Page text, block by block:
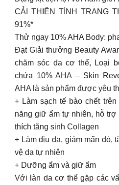
CẢI THIỆN TÌNH TRẠNG
91%*
Thử ngay 10% AHA Body:
Đạt Giải thưởng Beauty
chăm sóc da cơ thể, Loại
chứa 10% AHA – Skin
AHA là sản phẩm được yêu
+ Làm sạch tế bào chết
năng giữ ẩm tự nhiên, hỗ trợ
thích tăng sinh Collagen
+ Làm dịu da, giảm mẩn đỏ,
vệ da tự nhiên
+ Dưỡng ẩm và giữ ẩm
Với làn da cơ thể gặp các